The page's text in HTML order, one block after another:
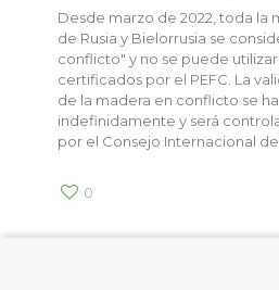
Desde marzo de 2022, toda la
de Rusia y Bielorrusia se
conflicto" y no se puede
certificados por el PEFC. La
de la madera en conflicto se
indefinidamente y será
por el Consejo Internacional de
0